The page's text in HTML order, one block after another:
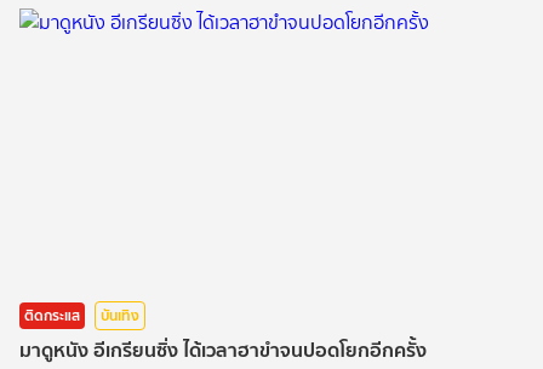
ติดกระแส บันเทิง
มาดูหนัง อีเกรียนซิ่ง ได้เวลาฮาขำจนปอดโยกอีกครั้ง